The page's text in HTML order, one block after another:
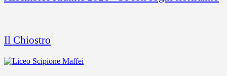
Il Chiostro